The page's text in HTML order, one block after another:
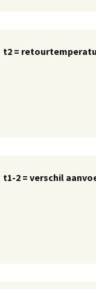
t2 =
t1-2 = verschil